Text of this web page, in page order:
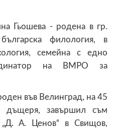
Гьошева - родена в гр.
филология, в
семейна с едно
на ВМРО за
във Велинград, на 45
дъщеря, завършил съм
А. Ценов“ в Свищов,